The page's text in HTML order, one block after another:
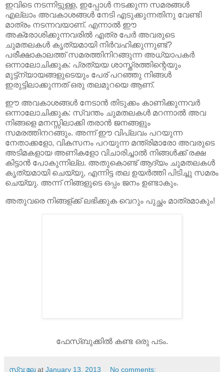
ഇവിടെ നടന്നിട്ടുള്ള, ഇപ്പോള്‍ നടക്കുന്ന സമരങ്ങള്‍
എല്ലാം അവകാശങ്ങള്‍ നേടി എടുക്കുന്നതിനു വേണ്ടി
മാത്രം നടന്നവയാണ്. എന്നാല്‍ ഈ
അക്രോശിക്കുന്നവരില്‍ എത്ര പേര്‍ അവരുടെ
ചുമതലകള്‍ കൃത്യമായി നിര്‍വഹിക്കുന്നുണ്ട്?
പരീക്ഷാകാലത്ത് സമരത്തിനിറങ്ങുന്ന അധ്യാപകര്‍
ഒന്നാലോചിക്കുക: പ്രത്യയ ശാസ്ത്രത്തിന്റെയും
മുട്ട്ന്യായങ്ങളുടെയും പേര് പറഞ്ഞു നിങ്ങള്‍
ഇരുട്ടിലാക്കുന്നത് ഒരു തലമുറയെ ആണ്.
ഈ അവകാശങ്ങള്‍ നേടാന്‍ തിടുക്കം കാണിക്കുന്നവര്‍
ഒന്നാലോചിക്കുക: സ്വന്തം ചുമതലകള്‍ മറന്നാല്‍ അവ
നിങ്ങളെ മനസ്സിലാക്കി തരാന്‍ ജനങ്ങളും
സമരത്തിനറങ്ങും. അന്ന് ഈ വിപ്ലവം പറയുന്ന
നേതാക്കളോ, വികസനം പറയുന്ന മന്ത്രിമാരോ അവരുടെ
അടിമകളായ അണികളോ വിചാരിച്ചാല്‍ നിങ്ങള്‍ക്ക് രക്ഷ
കിട്ടാന്‍ പോകുന്നില്ല. അതുകൊണ്ട് ആദ്യം ചുമതലകള്‍
കൃത്യമായി ചെയ്യു, എന്നിട്ട തല ഉയര്‍ത്തി പിടിച്ചു സമരം
ചെയ്യു. അന്ന് നിങ്ങളുടെ ഒപ്പം ജനം ഉണ്ടാകും.
അതുവരെ നിങ്ങള്ക്ക് ലഭിക്കുക വെറും പുച്ഛം മാത്രമാകും!
ഫേസ്ബുക്കില്‍ കണ്ട ഒരു പടം.
സ്വ:ലേ at January 13, 2013 No comments: